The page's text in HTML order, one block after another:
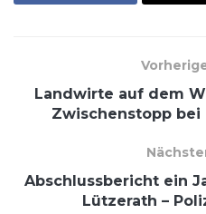
Landwirte auf dem
Zwischenstopp bei
Abschlussbericht ein
Lützerath –